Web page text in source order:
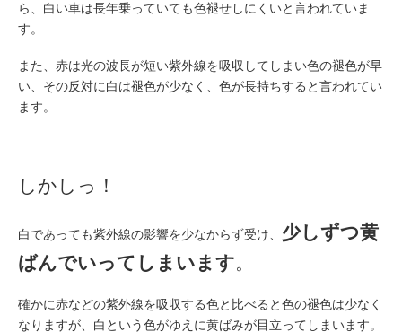
ら、白い車は長年乗っていても色褪せしにくいと言われていま
す。
また、赤は光の波長が短い紫外線を吸収してしまい色の褪色が早
い、その反対に白は褪色が少なく、色が長持ちすると言われてい
ます。
しかしっ！
白であっても紫外線の影響を少なからず受け、 少しずつ黄
ばんでいってしまいます。
確かに赤などの紫外線を吸収する色と比べると色の褪色は少なく
なりますが、白という色がゆえに黄ばみが目立ってしまいます。